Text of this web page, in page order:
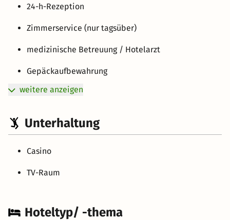
24-h-Rezeption
Zimmerservice (nur tagsüber)
medizinische Betreuung / Hotelarzt
Gepäckaufbewahrung
weitere anzeigen
Unterhaltung
Casino
TV-Raum
Hoteltyp/ -thema